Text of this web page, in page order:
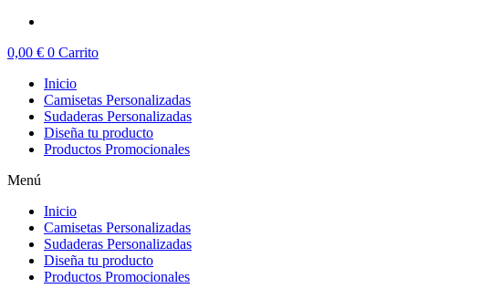
0,00 € 0 Carrito
Inicio
Camisetas Personalizadas
Sudaderas Personalizadas
Diseña tu producto
Productos Promocionales
Menú
Inicio
Camisetas Personalizadas
Sudaderas Personalizadas
Diseña tu producto
Productos Promocionales